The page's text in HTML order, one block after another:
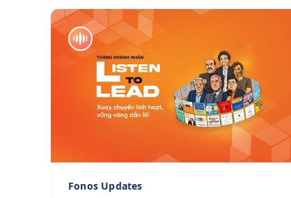
Fonos Updates